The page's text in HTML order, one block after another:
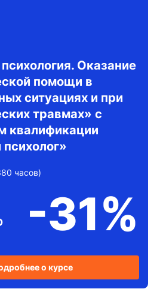
Оказание
помощи в
ситуациях и при
травмах» с
квалификации
часов)
-31%
о курсе